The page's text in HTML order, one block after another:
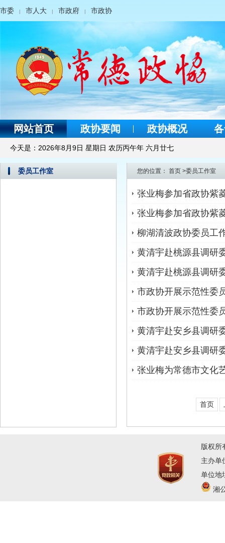
市委 | 市人大 | 市政府 | 市政协
网站首页 政协要闻 政协概况
今天是： 2026年8月9日 星期日 农历丙午年 六月廿七
委员工作室 您的位置： 首页 >委员工作室
张业梅参加省政协紫
张业梅参加省政协紫
柳湖清波政协委员工
黄清宇赴桃源县调研
黄清宇赴桃源县调研
市政协开展示范性委
市政协开展示范性委
黄清宇赴安乡县调研
黄清宇赴安乡县调研
张业梅为常德市文化
首页
版权所
主办单
单位地
湘